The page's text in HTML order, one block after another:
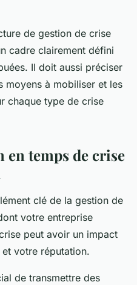
de gestion de crise
cadre clairement défini
Il doit aussi préciser
moyens à mobiliser et les
chaque type de crise
temps de crise
clé de la gestion de
votre entreprise
peut avoir un impact
votre réputation.
de transmettre des